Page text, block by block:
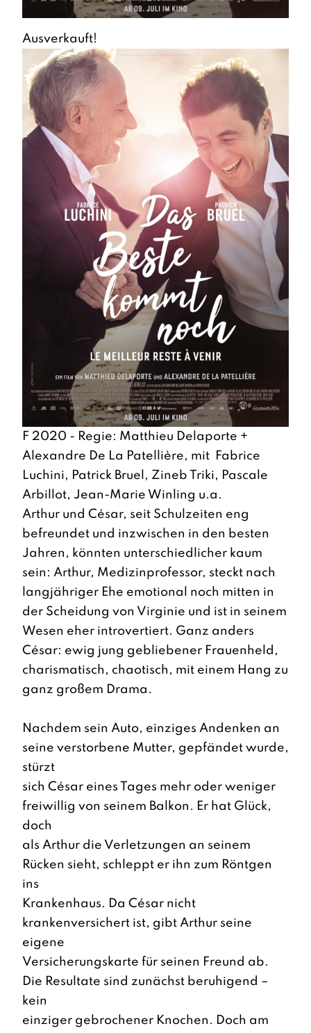
Ausverkauft!
F 2020 - Regie: Matthieu Delaporte +
Alexandre De La Patellière, mit Fabrice
Luchini, Patrick Bruel, Zineb Triki, Pascale
Arbillot, Jean-Marie Winling u.a.
Arthur und César, seit Schulzeiten eng
befreundet und inzwischen in den besten
Jahren, könnten unterschiedlicher kaum
sein: Arthur, Medizinprofessor, steckt nach
langjähriger Ehe emotional noch mitten in
der Scheidung von Virginie und ist in seinem
Wesen eher introvertiert. Ganz anders
César: ewig jung gebliebener Frauenheld,
charismatisch, chaotisch, mit einem Hang zu
ganz großem Drama.
Nachdem sein Auto, einziges Andenken an
seine verstorbene Mutter, gepfändet wurde,
stürzt
sich César eines Tages mehr oder weniger
freiwillig von seinem Balkon. Er hat Glück,
doch
als Arthur die Verletzungen an seinem
Rücken sieht, schleppt er ihn zum Röntgen
ins
Krankenhaus. Da César nicht
krankenversichert ist, gibt Arthur seine
eigene
Versicherungskarte für seinen Freund ab.
Die Resultate sind zunächst beruhigend –
kein
einziger gebrochener Knochen. Doch am